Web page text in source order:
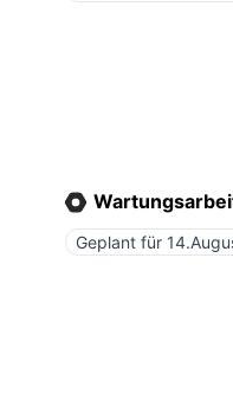
Geplant für